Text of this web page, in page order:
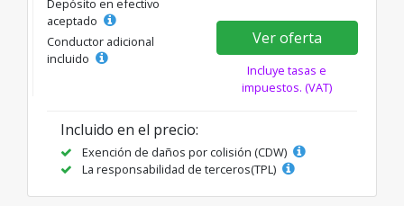
Depósito en efectivo
aceptado
Conductor adicional
incluido
Ver oferta
Incluye tasas e
impuestos. (VAT)
Incluido en el precio:
Exención de daños por colisión (CDW)
La responsabilidad de terceros(TPL)